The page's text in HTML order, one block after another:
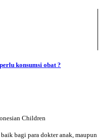
konsumsi obat ?
Children
bagi para dokter anak, maupun